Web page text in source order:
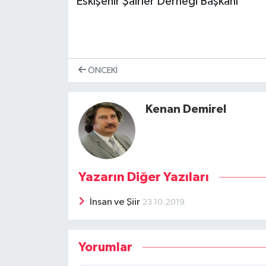
ÖNCEKI
Kenan Demirel
Yazarın Diğer Yazıları
İnsan ve Şiir 23.10.2019
Yorumlar